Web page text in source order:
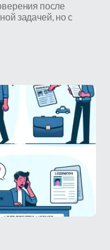
после
задачей, но с